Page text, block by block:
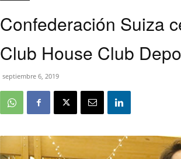
Confederación Suiza
Club House Club
septiembre 6, 2019